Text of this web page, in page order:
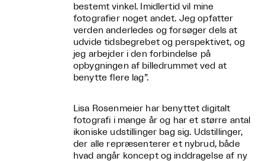
bestemt vinkel. Imidlertid vil mine
fotografier noget andet. Jeg opfatter
verden anderledes og forsøger dels at
udvide tidsbegrebet og perspektivet, og
jeg arbejder i den forbindelse på
opbygningen af billedrummet ved at
benytte flere lag”.
Lisa Rosenmeier har benyttet digitalt
fotografi i mange år og har et større antal
ikoniske udstillinger bag sig. Udstillinger,
der alle repræsenterer et nybrud, både
hvad angår koncept og inddragelse af ny